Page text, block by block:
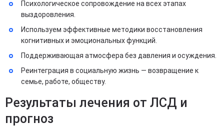
Психологическое сопровождение на всех этапах
выздоровления.
Используем эффективные методики восстановления
когнитивных и эмоциональных функций.
Поддерживающая атмосфера без давления и осуждения.
Реинтеграция в социальную жизнь — возвращение к
семье, работе, обществу.
Результаты лечения от ЛСД и
прогноз